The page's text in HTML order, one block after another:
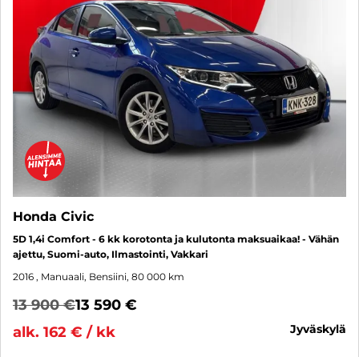
Honda Civic
5D 1,4i Comfort - 6 kk korotonta ja kulutonta maksuaikaa! - Vähän
ajettu, Suomi-auto, Ilmastointi, Vakkari
2016 , Manuaali, Bensiini, 80 000 km
13 900 €13 590 €
alk. 162 € / kk
jyväskylä